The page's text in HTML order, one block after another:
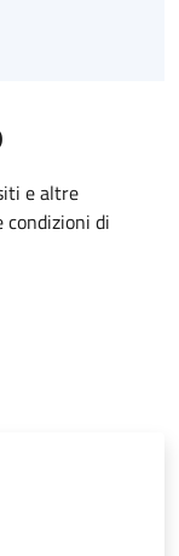
e altre
di